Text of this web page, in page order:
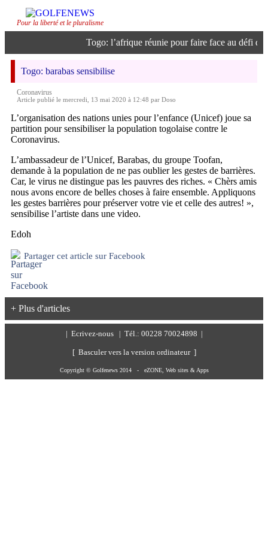
Pour la liberté et le pluralisme
Togo: l’afrique réunie pour faire face au défi
Togo: barabas sensibilise
Coronavirus
Article publié le mercredi, 13 mai 2020 à 12:48 par Doso
L’organisation des nations unies pour l’enfance (Unicef) joue sa
partition pour sensibiliser la population togolaise contre le
Coronavirus.
L’ambassadeur de l’Unicef, Barabas, du groupe Toofan,
demande à la population de ne pas oublier les gestes de barrières.
Car, le virus ne distingue pas les pauvres des riches. « Chèrs amis
nous avons encore de belles choses à faire ensemble. Appliquons
les gestes barrières pour préserver votre vie et celle des autres! »,
sensibilise l’artiste dans une video.
Edoh
Partager cet article sur Facebook
+ Plus d'articles
Ecrivez-nous | Tél.: 00228 70024898 |
[ Basculer vers la version ordinateur ]
Copyright © Golfenews 2014 - eZONE, Web sites & Apps